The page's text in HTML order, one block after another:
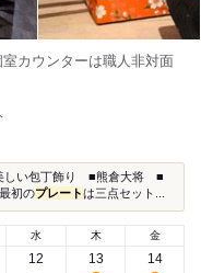
カウンターは職人非対面
しい包丁飾り ■熊倉大将 ■
初のプレートは三点セット...
水
12
木
13
金
14